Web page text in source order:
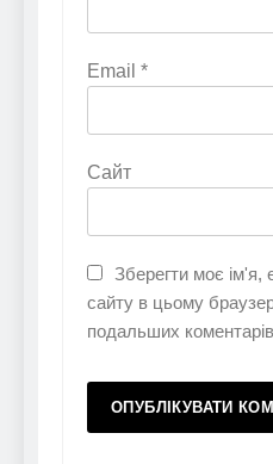
Email *
Сайт
Зберегти моє ім'я,
сайту в цьому
подальших